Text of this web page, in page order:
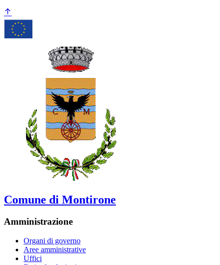
Comune di Montirone
Amministrazione
Organi di governo
Aree amministrative
Uffici